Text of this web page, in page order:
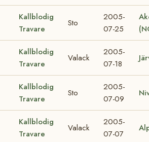
Kallblodig
Travare
Sto
2005-
07-25
Kallblodig
Travare
Valack
2005-
07-18
Kallblodig
Travare
Sto
2005-
07-09
Kallblodig
Travare
Valack
2005-
07-07